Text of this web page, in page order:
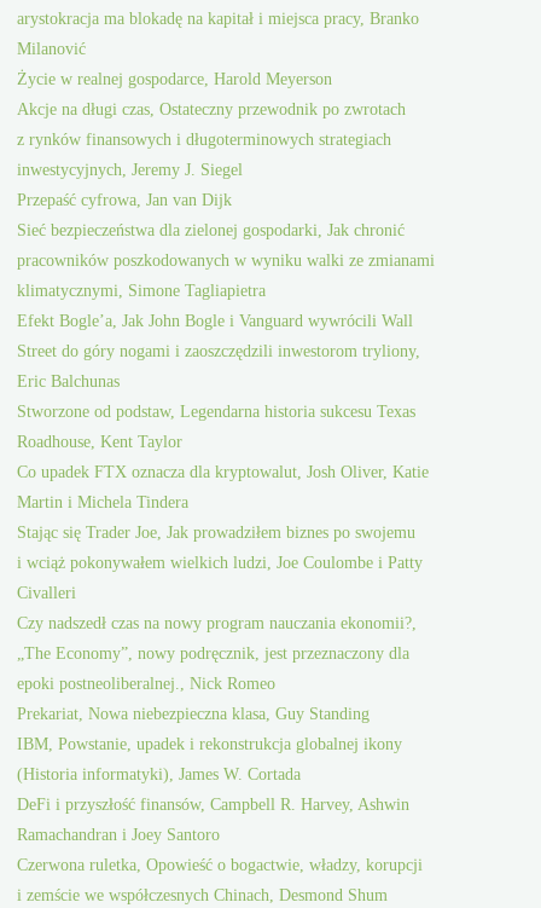
arystokracja ma blokadę na kapitał i miejsca pracy, Branko
Milanović
Życie w realnej gospodarce, Harold Meyerson
Akcje na długi czas, Ostateczny przewodnik po zwrotach
z rynków finansowych i długoterminowych strategiach
inwestycyjnych, Jeremy J. Siegel
Przepaść cyfrowa, Jan van Dijk
Sieć bezpieczeństwa dla zielonej gospodarki, Jak chronić
pracowników poszkodowanych w wyniku walki ze zmianami
klimatycznymi, Simone Tagliapietra
Efekt Bogle’a, Jak John Bogle i Vanguard wywrócili Wall
Street do góry nogami i zaoszczędzili inwestorom tryliony,
Eric Balchunas
Stworzone od podstaw, Legendarna historia sukcesu Texas
Roadhouse, Kent Taylor
Co upadek FTX oznacza dla kryptowalut, Josh Oliver, Katie
Martin i Michela Tindera
Stając się Trader Joe, Jak prowadziłem biznes po swojemu
i wciąż pokonywałem wielkich ludzi, Joe Coulombe i Patty
Civalleri
Czy nadszedł czas na nowy program nauczania ekonomii?,
„The Economy”, nowy podręcznik, jest przeznaczony dla
epoki postneoliberalnej., Nick Romeo
Prekariat, Nowa niebezpieczna klasa, Guy Standing
IBM, Powstanie, upadek i rekonstrukcja globalnej ikony
(Historia informatyki), James W. Cortada
DeFi i przyszłość finansów, Campbell R. Harvey, Ashwin
Ramachandran i Joey Santoro
Czerwona ruletka, Opowieść o bogactwie, władzy, korupcji
i zemście we współczesnych Chinach, Desmond Shum